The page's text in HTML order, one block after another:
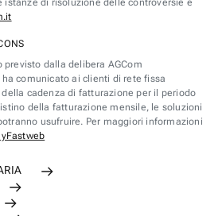
istanze di risoluzione delle controversie è
dalla delibera AGCom
ha comunicato ai clienti di rete fissa
cadenza di fatturazione per il periodo
della fatturazione mensile, le soluzioni
usufruire. Per maggiori informazioni